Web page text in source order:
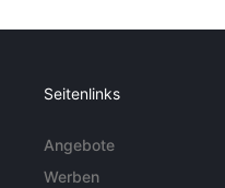
Seitenlinks
Angebote
Werben